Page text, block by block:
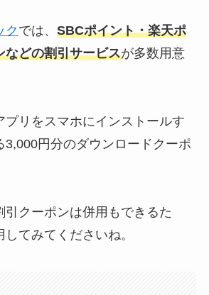
ク では、 SBCポイント・楽天ポ
などの割引サービスが多数用意
プリをスマホにインストールす
3,000円分のダウンロードクーポ
引クーポンは併用もできるた
てみてくださいね。